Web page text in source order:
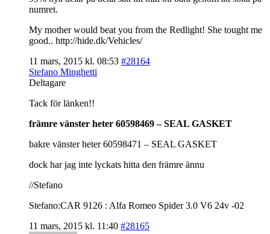
numret.
My mother would beat you from the Redlight! She tought me
good.. http://hide.dk/Vehicles/
11 mars, 2015 kl. 08:53 #28164
Stefano Minghetti
Deltagare
Tack för länken!!
främre vänster heter 60598469 – SEAL GASKET
bakre vänster heter 60598471 – SEAL GASKET
dock har jag inte lyckats hitta den främre ännu
//Stefano
Stefano:CAR 9126 : Alfa Romeo Spider 3.0 V6 24v -02
11 mars, 2015 kl. 11:40 #28165